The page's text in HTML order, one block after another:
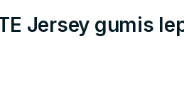
Jersey gumis